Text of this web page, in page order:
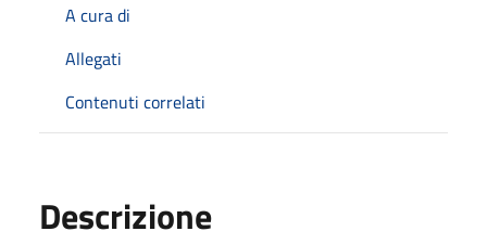
A cura di
Allegati
Contenuti correlati
Descrizione